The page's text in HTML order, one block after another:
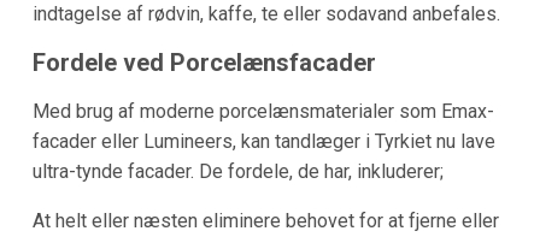
indtagelse af rødvin, kaffe, te eller sodavand anbefales.
Fordele ved Porcelænsfacader
Med brug af moderne porcelænsmaterialer som Emax-
facader eller Lumineers, kan tandlæger i Tyrkiet nu lave
ultra-tynde facader. De fordele, de har, inkluderer;
At helt eller næsten eliminere behovet for at fjerne eller